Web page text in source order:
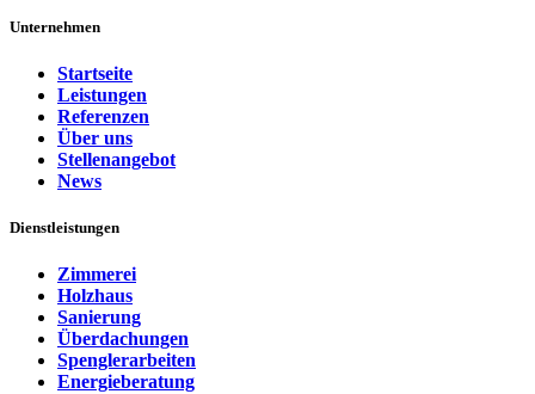
Unternehmen
Startseite
Leistungen
Referenzen
Über uns
Stellenangebot
News
Dienstleistungen
Zimmerei
Holzhaus
Sanierung
Überdachungen
Spenglerarbeiten
Energieberatung